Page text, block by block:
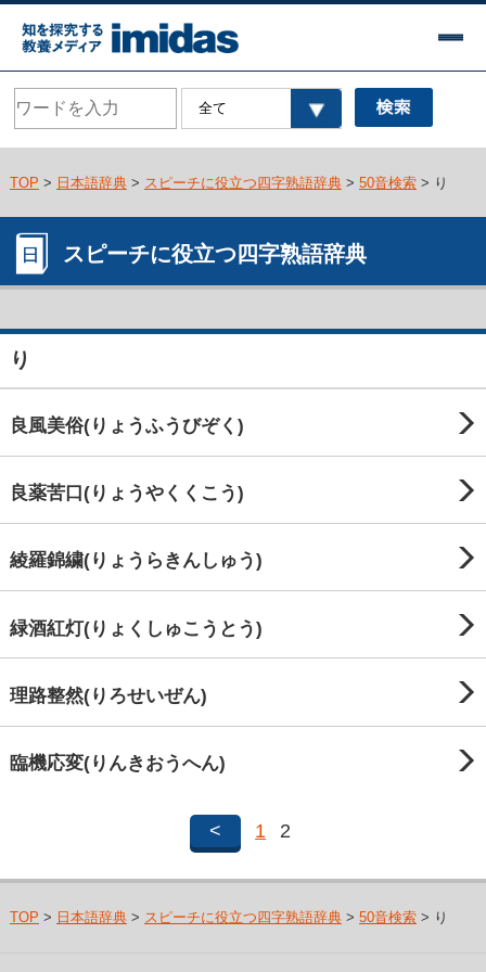
TOP > 日本語辞典> スピーチに役立つ四字熟語辞典> 50音検索> り
スピーチに役立つ四字熟語辞典
り
良風美俗(りょうふうびぞく)
良薬苦口(りょうやくくこう)
綾羅錦繍(りょうらきんしゅう)
緑酒紅灯(りょくしゅこうとう)
理路整然(りろせいぜん)
臨機応変(りんきおうへん)
< 1 2
TOP > 日本語辞典> スピーチに役立つ四字熟語辞典> 50音検索> り